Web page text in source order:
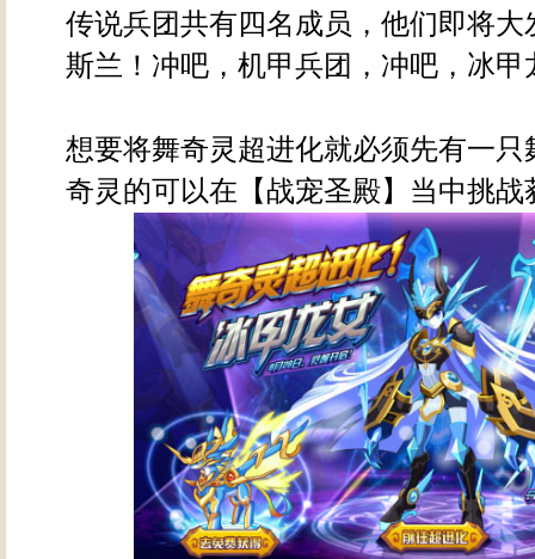
传说兵团共有四名成员，他们即将大
斯兰！冲吧，机甲兵团，冲吧，冰甲
想要将舞奇灵超进化就必须先有一只
奇灵的可以在【战宠圣殿】当中挑战